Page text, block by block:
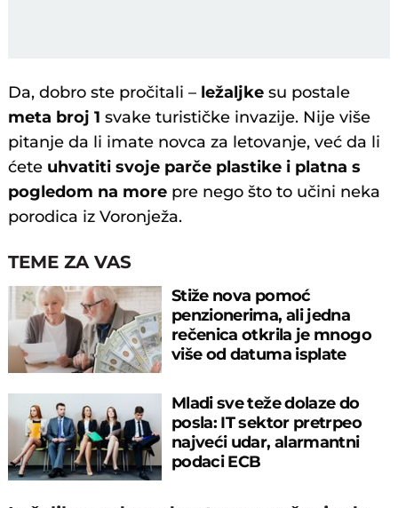
Da, dobro ste pročitali – ležaljke su postale
meta broj 1 svake turističke invazije. Nije više
pitanje da li imate novca za letovanje, već da li
ćete uhvatiti svoje parče plastike i platna s
pogledom na more pre nego što to učini neka
porodica iz Voronježa.
TEME ZA VAS
Stiže nova pomoć
penzionerima, ali jedna
rečenica otkrila je mnogo
više od datuma isplate
Mladi sve teže dolaze do
posla: IT sektor pretrpeo
najveći udar, alarmantni
podaci ECB